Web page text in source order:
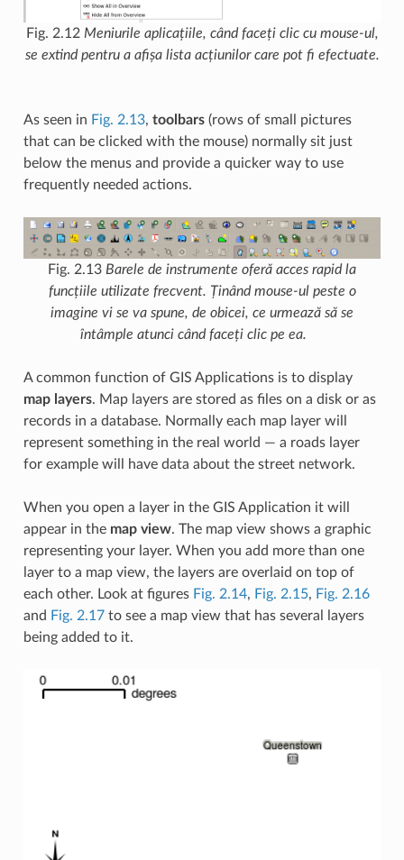
Fig. 2.12 Meniurile aplicațiile, când faceți clic cu mouse-ul,
se extind pentru a afișa lista acțiunilor care pot fi efectuate.
As seen in Fig. 2.13, toolbars(rows of small pictures
that can be clicked with the mouse) normally sit just
below the menus and provide a quicker way to use
frequently needed actions.
Fig. 2.13 Barele de instrumente oferă acces rapid la
funcțiile utilizate frecvent. Ținând mouse-ul peste o
imagine vi se va spune, de obicei, ce urmează să se
întâmple atunci când faceți clic pe ea.
A common function of GIS Applications is to display
map layers. Map layers are stored as files on a disk or as
records in a database. Normally each map layer will
represent something in the real world — a roads layer
for example will have data about the street network.
When you open a layer in the GIS Application it will
appear in the map view. The map view shows a graphic
representing your layer. When you add more than one
layer to a map view, the layers are overlaid on top of
each other. Look at figures Fig. 2.14, Fig. 2.15, Fig. 2.16
and Fig. 2.17to see a map view that has several layers
being added to it.